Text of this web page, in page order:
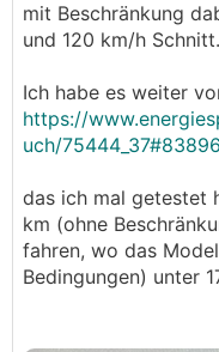
mit Beschränkung
und 120 km/h Schnitt.
Ich habe es weiter
https://
uch/
das ich mal getestet
km (ohne
fahren, wo das
Bedingungen) unter